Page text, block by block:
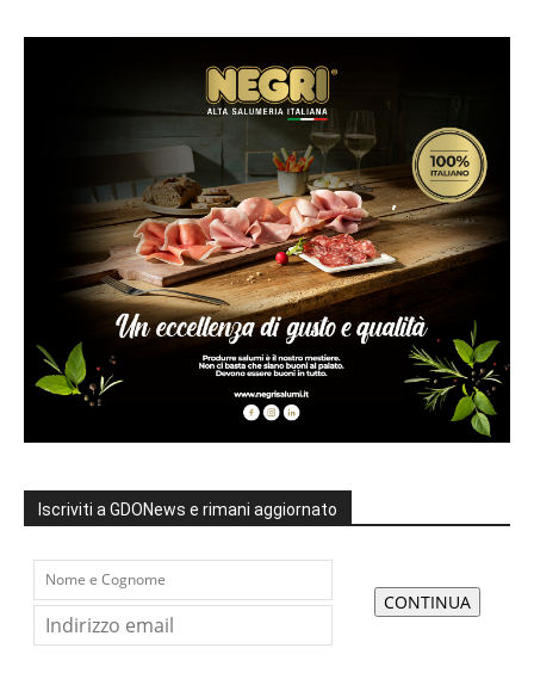
Iscriviti a GDONews e rimani aggiornato